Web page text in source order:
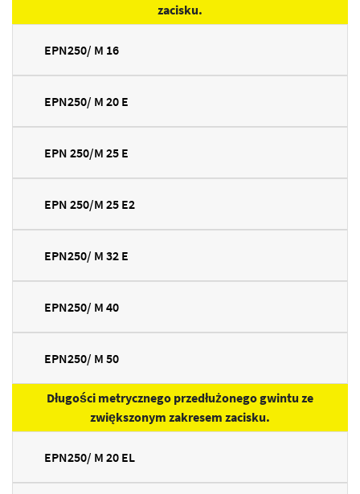
zacisku.
EPN250/ M 16
EPN250/ M 20 E
EPN 250/M 25 E
EPN 250/M 25 E2
EPN250/ M 32 E
EPN250/ M 40
EPN250/ M 50
Długości metrycznego przedłużonego gwintu ze
zwiększonym zakresem zacisku.
EPN250/ M 20 EL